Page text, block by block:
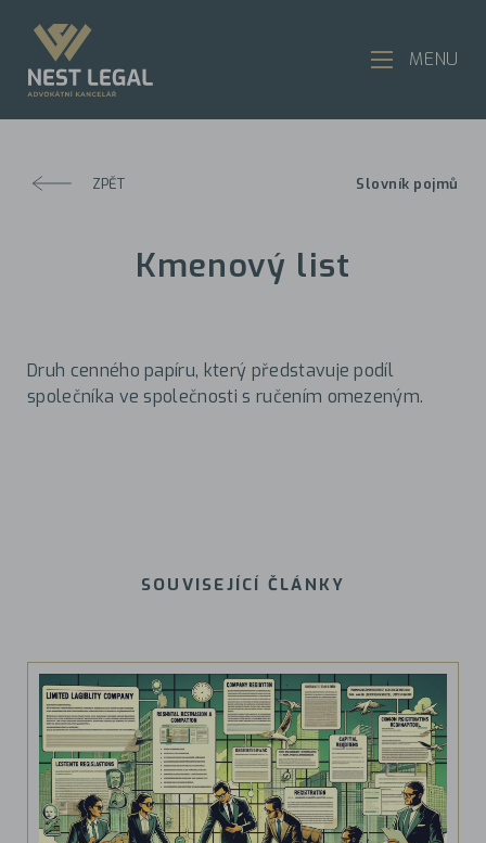
ZPĚT Slovník pojmů
Kmenový list
Druh cenného papíru, který představuje podíl
společníka ve společnosti s ručením omezeným.
SOUVISEJÍCÍ ČLÁNKY
MENU